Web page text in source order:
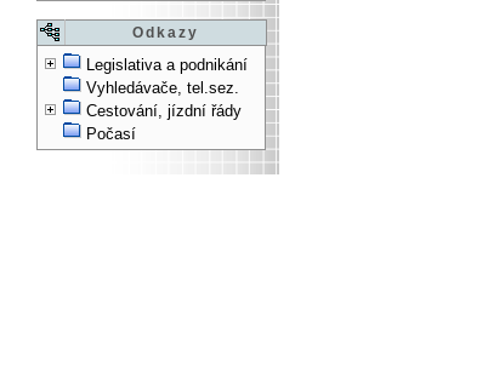
Odkazy
Legislativa a podnikání
Vyhledávače, tel.sez.
Cestování, jízdní řády
Počasí